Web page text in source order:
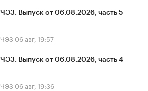
ЧЭЗ. Выпуск от 06.08.2026, часть 5
ЧЭЗ 06 авг, 19:57
ЧЭЗ. Выпуск от 06.08.2026, часть 4
ЧЭЗ 06 авг, 19:36